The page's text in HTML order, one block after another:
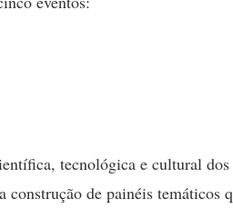
tecnológica e cultural dos
construção de painéis temáticos